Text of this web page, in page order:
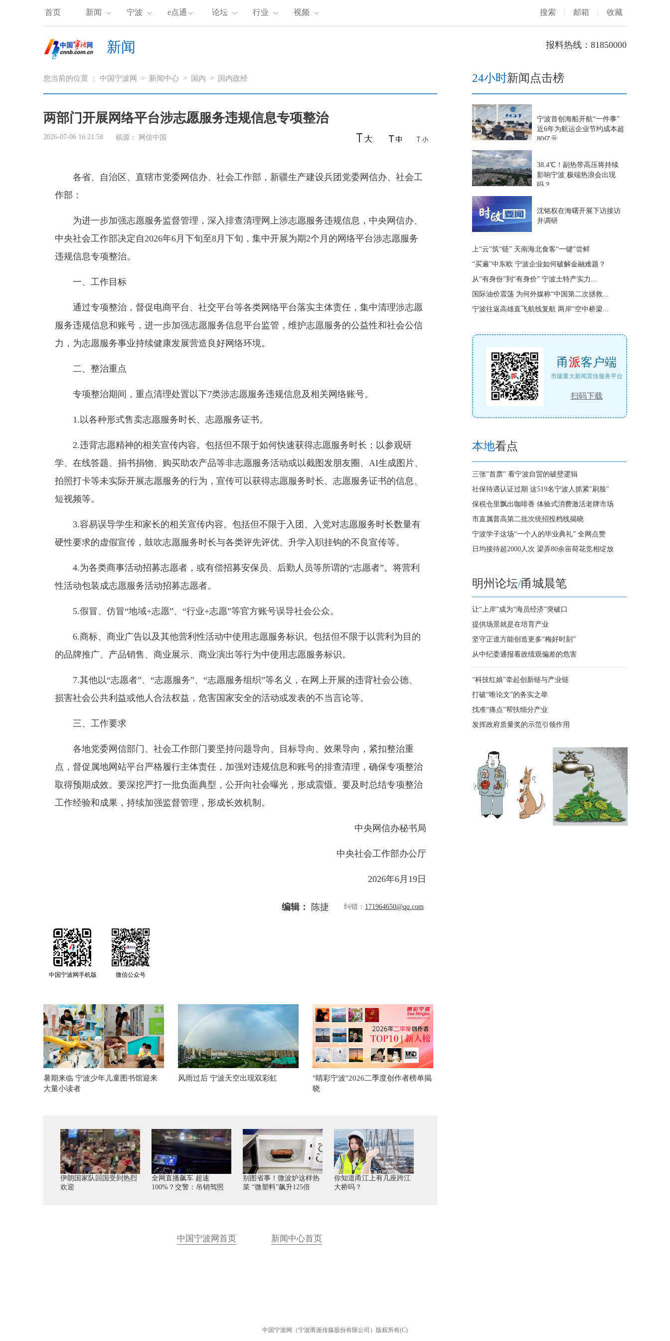
首页 新闻 宁波 e点通 论坛 行业 视频 搜索 | 邮箱 | 收藏
新闻 报料热线：81850000
您当前的位置 ： 中国宁波网 > 新闻中心 > 国内 > 国内政经
两部门开展网络平台涉志愿服务违规信息专项整治
2026-07-06 16:21:58 稿源： 网信中国
各省、自治区、直辖市党委网信办、社会工作部，新疆生产建设兵团党委网信办、社会工
作部：
为进一步加强志愿服务监督管理，深入排查清理网上涉志愿服务违规信息，中央网信办、
中央社会工作部决定自2026年6月下旬至8月下旬，集中开展为期2个月的网络平台涉志愿服务
违规信息专项整治。
一、工作目标
通过专项整治，督促电商平台、社交平台等各类网络平台落实主体责任，集中清理涉志愿
服务违规信息和账号，进一步加强志愿服务信息平台监管，维护志愿服务的公益性和社会公信
力，为志愿服务事业持续健康发展营造良好网络环境。
二、整治重点
专项整治期间，重点清理处置以下7类涉志愿服务违规信息及相关网络账号。
1.以各种形式售卖志愿服务时长、志愿服务证书。
2.违背志愿精神的相关宣传内容。包括但不限于如何快速获得志愿服务时长；以参观研
学、在线答题、捐书捐物、购买助农产品等非志愿服务活动或以截图发朋友圈、AI生成图片、
拍照打卡等未实际开展志愿服务的行为，宣传可以获得志愿服务时长、志愿服务证书的信息、
短视频等。
3.容易误导学生和家长的相关宣传内容。包括但不限于入团、入党对志愿服务时长数量有
硬性要求的虚假宣传，鼓吹志愿服务时长与各类评先评优、升学入职挂钩的不良宣传等。
4.为各类商事活动招募志愿者，或有偿招募安保员、后勤人员等所谓的“志愿者”。将营利
性活动包装成志愿服务活动招募志愿者。
5.假冒、仿冒“地域+志愿”、“行业+志愿”等官方账号误导社会公众。
6.商标、商业广告以及其他营利性活动中使用志愿服务标识。包括但不限于以营利为目的
的品牌推广、产品销售、商业展示、商业演出等行为中使用志愿服务标识。
7.其他以“志愿者”、“志愿服务”、“志愿服务组织”等名义，在网上开展的违背社会公德、
损害社会公共利益或他人合法权益，危害国家安全的活动或发表的不当言论等。
三、工作要求
各地党委网信部门、社会工作部门要坚持问题导向、目标导向、效果导向，紧扣整治重
点，督促属地网站平台严格履行主体责任，加强对违规信息和账号的排查清理，确保专项整治
取得预期成效。要深挖严打一批负面典型，公开向社会曝光，形成震慑。要及时总结专项整治
工作经验和成果，持续加强监督管理，形成长效机制。
中央网信办秘书局
中央社会工作部办公厅
2026年6月19日
编辑： 陈捷 纠错： 171964650@qq.com
中国宁波网手机版 微信公众号
暑期来临 宁波少年儿童图书馆迎来
大量小读者
风雨过后 宁波天空出现双彩虹
"睛彩宁波"2026二季度创作者榜单揭
晓
伊朗国家队回国受到热烈
欢迎
全网直播飙车 超速
100%？交警：吊销驾照
别图省事！微波炉这样热
菜 “微塑料”飙升125倍
你知道甬江上有几座跨江
大桥吗？
中国宁波网首页 新闻中心首页
24小时新闻点击榜
宁波首创海船开航“一件事”
近6年为航运企业节约成本超
80亿元
38.4℃！副热带高压将持续
影响宁波 极端热浪会出现
吗？
沈铭权在海曙开展下访接访
并调研
上“云”筑“链” 天南海北食客“一键”尝鲜
“买遍”中东欧 宁波企业如何破解金融难题？
从“有身份”到“有身价” 宁波土特产实力...
国际油价震荡 为何外媒称“中国第二次拯救...
宁波往返高雄直飞航线复航 两岸“空中桥梁...
甬派客户端
市级重大新闻宣传服务平台
扫码下载
本地看点
三张"首票" 看宁波自贸的破壁逻辑
社保待遇认证过期 这519名宁波人抓紧"刷脸"
保税仓里飘出咖啡香 体验式消费激活老牌市场
市直属普高第二批次统招投档线揭晓
宁波学子这场“一个人的毕业典礼” 全网点赞
日均接待超2000人次 梁弄80余亩荷花竞相绽放
明州论坛/甬城晨笔
让“上岸”成为“海员经济”突破口
提供场景就是在培育产业
坚守正道方能创造更多“梅好时刻”
从中纪委通报看政绩观偏差的危害
“科技红娘”牵起创新链与产业链
打破“唯论文”的务实之举
找准“痛点”帮扶细分产业
发挥政府质量奖的示范引领作用
中国宁波网（宁波甬派传媒股份有限公司）版权所有(C)